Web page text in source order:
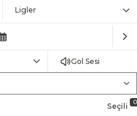
Ligler
Gol Sesi
Seçili 0